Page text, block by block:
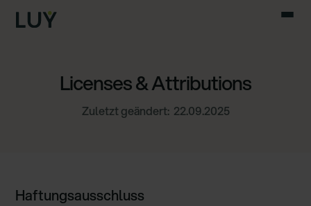
Licenses & Attributions
Zuletzt geändert: 22.09.2025
Haftungsausschluss